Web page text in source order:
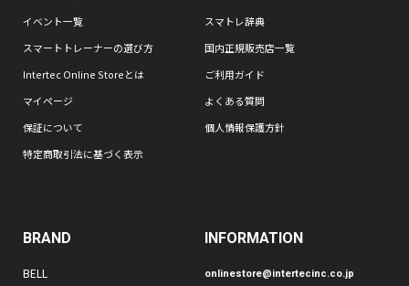
イベント一覧
スマトレ辞典
スマートトレーナーの選び方
国内正規販売店一覧
Intertec Online Storeとは
ご利用ガイド
マイページ
よくある質問
保証について
個人情報保護方針
特定商取引法に基づく表示
BRAND
BELL
INFORMATION
onlinestore@intertecinc.co.jp